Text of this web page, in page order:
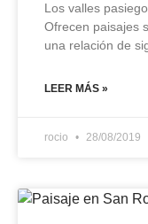
Los valles
Ofrecen paisajes
una relación de
LEER MÁS »
rocio 28/08/2019